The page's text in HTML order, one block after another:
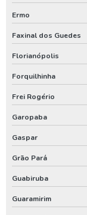
Teste de vazão poço
Tratamento de água
Valor de outorga de
Valor de perfuração
Instalação de poço
Tubulação para poço
Ermo
Faxinal dos Guedes
Florianópolis
Forquilhinha
Frei Rogério
Garopaba
Gaspar
Grão Pará
Guabiruba
Guaramirim